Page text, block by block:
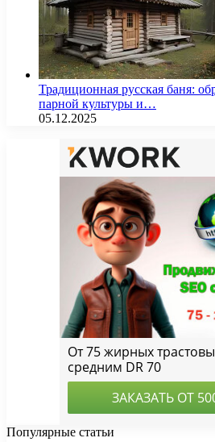
Традиционная русская баня:
парной культуры и…
05.12.2025
Популярные статьи